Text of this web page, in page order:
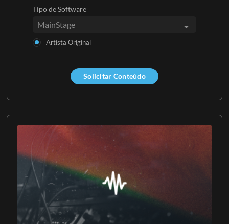
Tipo de Software
Artista Original
Solicitar Conteúdo